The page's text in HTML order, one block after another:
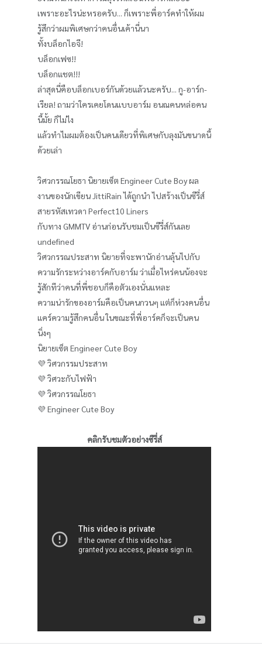
เพราะอะไรน่ะหรอครับ... ก็เพราะพี่อาร์คทำให้ผม
รู้สึกว่าผมพิเศษกว่าคนอื่นเค้านี่นา
ทั้งบล็อกไอจี!
บล็อกเฟซ!!
บล็อกแชต!!!
ล่าสุดนี่คือบล็อกเบอร์กันด้วยแล้วนะครับ... กู-อาร์ก-
เรียล! ถามว่าใครเคยโดนแบบอาร์ม อนณคนหล่อคน
นี้มั้ย ก็ไม่ไง
แล้วทำไมผมต้องเป็นคนเดียวที่พิเศษกับลุงมันขนาดนี้
ด้วยเล่า
วิศวกรรณโยธา นิยายเซ็ต Engineer Cute Boy ผล
งานของนักเขียน JittiRain ได้ถูกนำ ไปสร้างเป็นซีรี่ส์
สายรหัสเทวดา Perfect10 Liners
กับทาง GMMTV อ่านก่อนรับชมเป็นซีรี่ส์กันเลย
undefined
วิศวกรรณประสาท นิยายที่จะพานักอ่านลุ้นไปกับ
ความรักระหว่างอาร์คกับอาร์ม ว่าเมื่อไหร่คนน้องจะ
รู้สักทีว่าคนที่พี่ชอบก็คือตัวเองนั่นแหละ
ความน่ารักของอาร์มคือเป็นคนกวนๆ แต่ก็ห่วงคนอื่น
แคร์ความรู้สึกคนอื่น ในขณะที่พี่อาร์คก็จะเป็นคน
นิ่งๆ
นิยายเซ็ต Engineer Cute Boy
💜 วิศวกรรมประสาท
💜 วิศวะกับไฟฟ้า
💜 วิศวกรรณโยธา
💜 Engineer Cute Boy
คลิกรับชมตัวอย่างซีรี่ส์